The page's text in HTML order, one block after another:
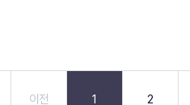
이전 1 2